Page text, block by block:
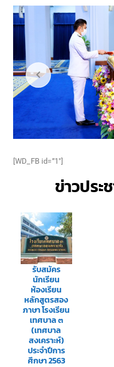
[WD_FB id=”1″]
ข่าวปร
รับสมัคร
นักเรียน
ห้องเรียน
หลักสูตรสอง
ภาษา โรงเรียน
เทศบาล ๓
(เทศบาล
สงเคราะห์)
ประจำปีการ
ศึกษา 2563